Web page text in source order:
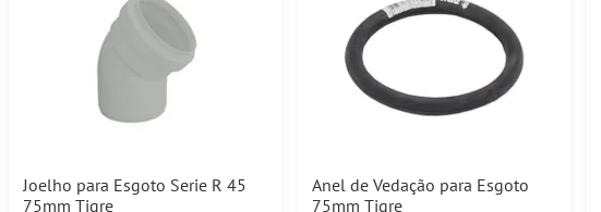
Joelho para Esgoto Serie R 45
75mm Tigre
Anel de Vedação para Esgoto
75mm Tigre